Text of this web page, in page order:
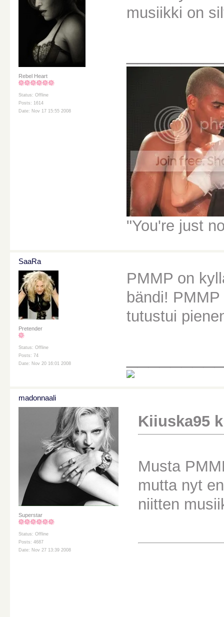
Rebel Heart
Status: Offline
Posts: 1614
Date: Nov 17 15:55 2008
musiikki on
"You're just
SaaRa
Pretender
Status: Offline
Posts: 74
Date: Nov 20 16:01 2008
PMMP on
bändi!
tutustui
madonnaali
Superstar
Status: Offline
Posts: 4687
Date: Nov 27 13:39 2008
Kiiuska95
Musta
mutta nyt
niitten